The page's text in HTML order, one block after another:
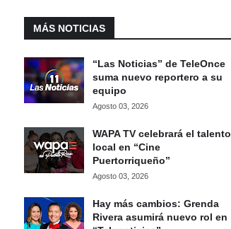
MÁS NOTICIAS
“Las Noticias” de TeleOnce
suma nuevo reportero a su
equipo
Agosto 03, 2026
WAPA TV celebrará el talento
local en “Cine
Puertorriqueño”
Agosto 03, 2026
Hay más cambios: Grenda
Rivera asumirá nuevo rol en